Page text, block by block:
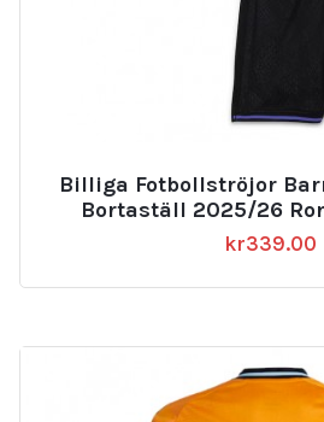
Billiga Fotbollströjor
Bortaställ 2025/26
kr339.00